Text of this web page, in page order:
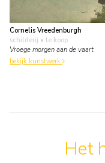
Cornelis Vreedenburgh
schilderij • te koop
Vroege morgen aan de vaart
bekijk kunstwerk
Het